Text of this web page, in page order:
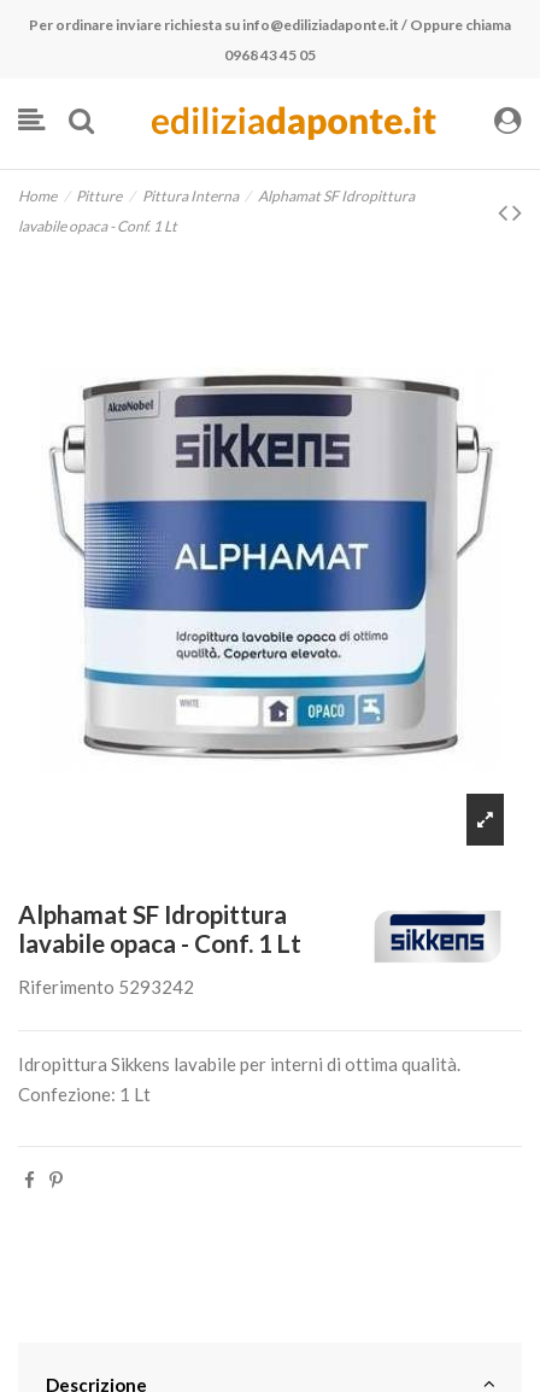
Per ordinare inviare richiesta su info@ediliziadaponte.it / Oppure chiama
0968 43 45 05
Home Pitture Pittura Interna
Alphamat SF Idropittura
lavabile opaca - Conf. 1 Lt
Alphamat SF Idropittura
lavabile opaca - Conf. 1 Lt
Riferimento 5293242
Idropittura Sikkens lavabile per interni di ottima qualità.
Confezione: 1 Lt
Descrizione